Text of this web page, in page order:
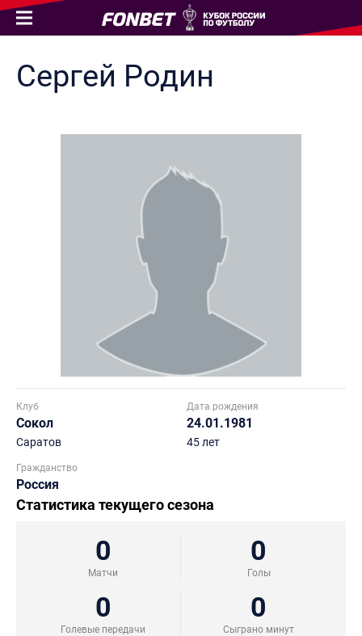
Сергей Родин
Клуб
Сокол
Саратов
Дата рождения
24.01.1981
45 лет
Гражданство
Россия
Статистика текущего сезона
0
Матчи
0
Голы
0
Голевые передачи
0
Сыграно минут